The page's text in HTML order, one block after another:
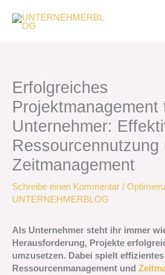
Inhalt
springen
Erfolgreiches
Projektmanagement
Unternehmer:
Ressourcennutzung
Zeitmanagement
Schreibe einen Kommentar /
UNTERNEHMERBLOG
Als Unternehmer steht ihr immer
Herausforderung, Projekte
umzusetzen. Dabei spielt effizientes
Ressourcenmanagement und